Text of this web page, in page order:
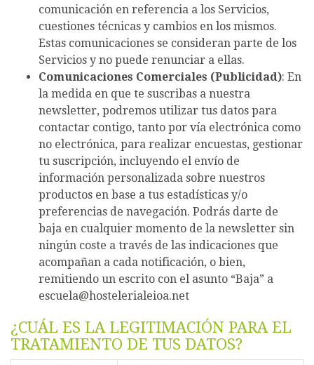
comunicación en referencia a los Servicios,
cuestiones técnicas y cambios en los mismos.
Estas comunicaciones se consideran parte de los
Servicios y no puede renunciar a ellas.
Comunicaciones Comerciales (Publicidad): En
la medida en que te suscribas a nuestra
newsletter, podremos utilizar tus datos para
contactar contigo, tanto por vía electrónica como
no electrónica, para realizar encuestas, gestionar
tu suscripción, incluyendo el envío de
información personalizada sobre nuestros
productos en base a tus estadísticas y/o
preferencias de navegación. Podrás darte de
baja en cualquier momento de la newsletter sin
ningún coste a través de las indicaciones que
acompañan a cada notificación, o bien,
remitiendo un escrito con el asunto “Baja” a
escuela@hostelerialeioa.net
¿CUÁL ES LA LEGITIMACIÓN PARA EL
TRATAMIENTO DE TUS DATOS?